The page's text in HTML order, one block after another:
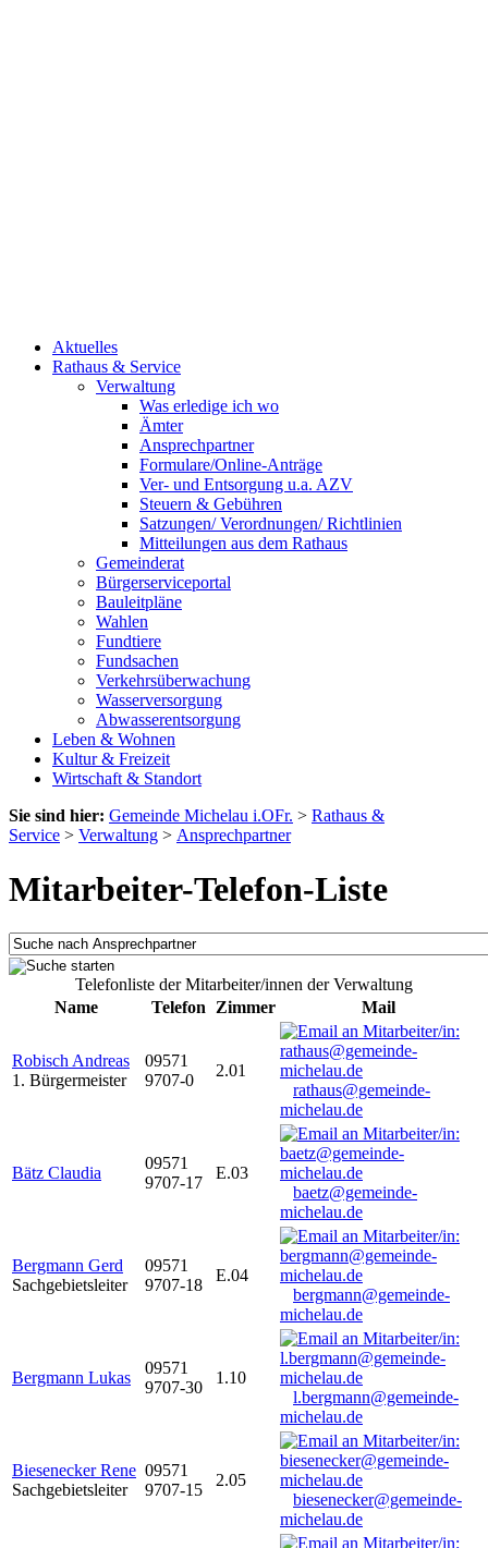
Aktuelles
Rathaus & Service
Verwaltung
Was erledige ich wo
Ämter
Ansprechpartner
Formulare/Online-Anträge
Ver- und Entsorgung u.a. AZV
Steuern & Gebühren
Satzungen/ Verordnungen/ Richtlinien
Mitteilungen aus dem Rathaus
Gemeinderat
Bürgerserviceportal
Bauleitpläne
Wahlen
Fundtiere
Fundsachen
Verkehrsüberwachung
Wasserversorgung
Abwasserentsorgung
Leben & Wohnen
Kultur & Freizeit
Wirtschaft & Standort
Sie sind hier: Gemeinde Michelau i.OFr. > Rathaus &
Service > Verwaltung > Ansprechpartner
Mitarbeiter-Telefon-Liste
Telefonliste der Mitarbeiter/innen der Verwaltung
Name
Telefon Zimmer Mail
Robisch Andreas
1. Bürgermeister
09571
9707-0
2.01
rathaus@gemeinde-
michelau.de
Bätz Claudia
09571
9707-17
E.03
baetz@gemeinde-
michelau.de
Bergmann Gerd
Sachgebietsleiter
09571
9707-18
E.04
bergmann@gemeinde-
michelau.de
Bergmann Lukas
09571
9707-30
1.10
l.bergmann@gemeinde-
michelau.de
Biesenecker Rene
Sachgebietsleiter
09571
9707-15
2.05
biesenecker@gemeinde-
michelau.de